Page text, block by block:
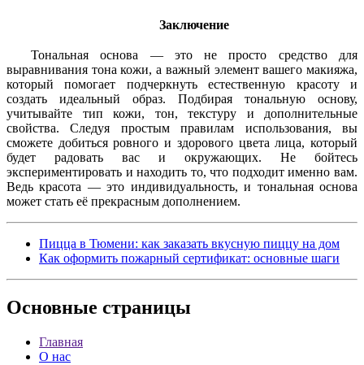
Заключение
Тональная основа — это не просто средство для
выравнивания тона кожи, а важный элемент вашего макияжа,
который помогает подчеркнуть естественную красоту и
создать идеальный образ. Подбирая тональную основу,
учитывайте тип кожи, тон, текстуру и дополнительные
свойства. Следуя простым правилам использования, вы
сможете добиться ровного и здорового цвета лица, который
будет радовать вас и окружающих. Не бойтесь
экспериментировать и находить то, что подходит именно вам.
Ведь красота — это индивидуальность, и тональная основа
может стать её прекрасным дополнением.
Пицца в Тюмени: как заказать вкусную пиццу на дом
Как оформить пожарный сертификат: основные шаги
Основные страницы
Главная
О нас